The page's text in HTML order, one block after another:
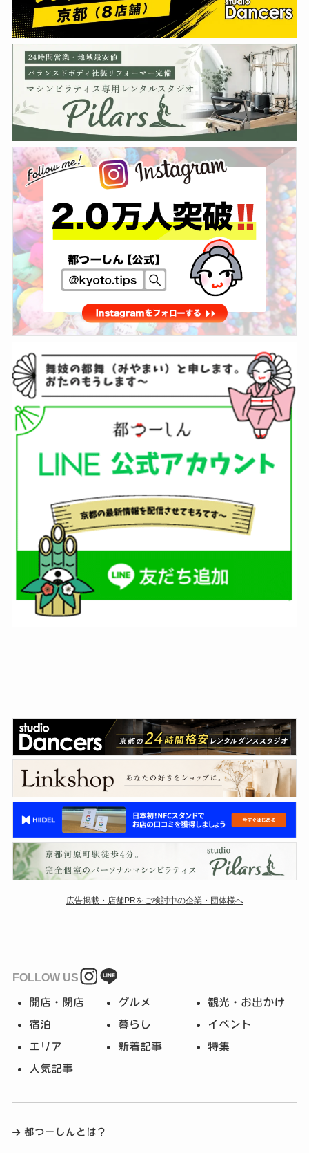
広告掲載・店舗PRをご検討中の企業・団体様へ
FOLLOW US
開店・閉店 グルメ 観光・お出かけ
宿泊 暮らし イベント
エリア 新着記事 特集
人気記事
都つーしんとは？